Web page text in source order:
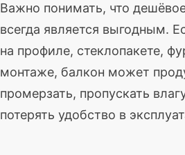
Важно понимать, что
всегда является выгодным.
на профиле, стеклопакете,
монтаже, балкон может
промерзать, пропускать
потерять удобство в